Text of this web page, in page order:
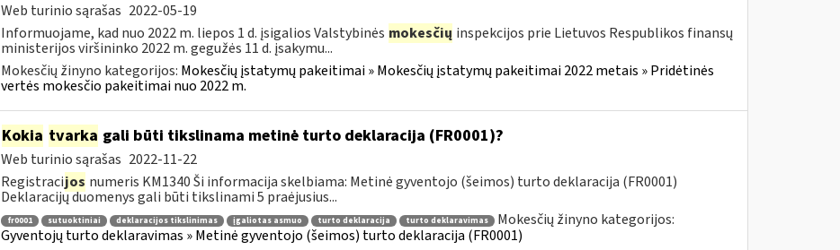
Web turinio sąrašas 2022-05-19
Informuojame, kad nuo 2022 m. liepos 1 d. įsigalios Valstybinės mokesčių inspekcijos prie Lietuvos Respublikos finansų
ministerijos viršininko 2022 m. gegužės 11 d. įsakymu...
Mokesčių žinyno kategorijos: Mokesčių įstatymų pakeitimai » Mokesčių įstatymų pakeitimai 2022 metais » Pridėtinės
vertės mokesčio pakeitimai nuo 2022 m.
Kokia tvarka gali būti tikslinama metinė turto deklaracija (FR0001)?
Web turinio sąrašas 2022-11-22
Registracijos numeris KM1340 Ši informacija skelbiama: Metinė gyventojo (šeimos) turto deklaracija (FR0001)
Deklaracijų duomenys gali būti tikslinami 5 praėjusius...
fr0001 sutuoktiniai deklaracijos tikslinimas įgaliotas asmuo turto deklaracija turto deklaravimas
Mokesčių žinyno kategorijos:
Gyventojų turto deklaravimas » Metinė gyventojo (šeimos) turto deklaracija (FR0001)